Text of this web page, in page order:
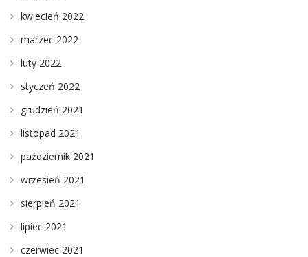
kwiecień 2022
marzec 2022
luty 2022
styczeń 2022
grudzień 2021
listopad 2021
październik 2021
wrzesień 2021
sierpień 2021
lipiec 2021
czerwiec 2021